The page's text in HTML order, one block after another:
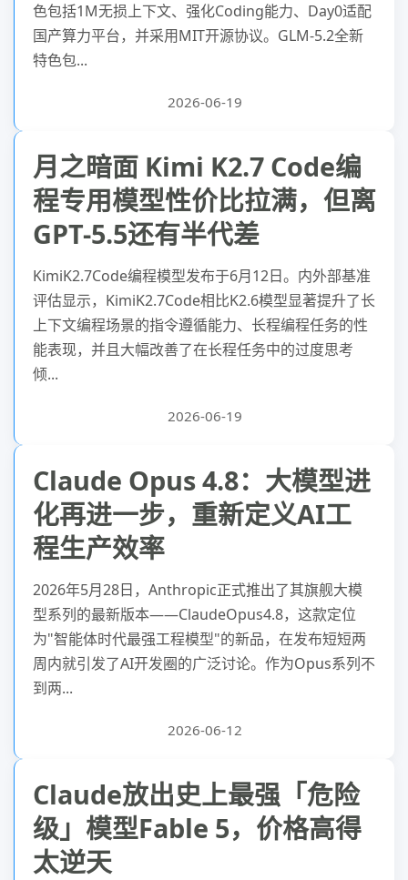
色包括1M无损上下文、强化Coding能力、Day0适配
国产算力平台，并采用MIT开源协议。GLM-5.2全新
特色包...
2026-06-19
月之暗面 Kimi K2.7 Code编
程专用模型性价比拉满，但离
GPT-5.5还有半代差
KimiK2.7Code编程模型发布于6月12日。内外部基准
评估显示，KimiK2.7Code相比K2.6模型显著提升了长
上下文编程场景的指令遵循能力、长程编程任务的性
能表现，并且大幅改善了在长程任务中的过度思考
倾...
2026-06-19
Claude Opus 4.8：大模型进
化再进一步，重新定义AI工
程生产效率
2026年5月28日，Anthropic正式推出了其旗舰大模
型系列的最新版本——ClaudeOpus4.8，这款定位
为"智能体时代最强工程模型"的新品，在发布短短两
周内就引发了AI开发圈的广泛讨论。作为Opus系列不
到两...
2026-06-12
Claude放出史上最强「危险
级」模型Fable 5，价格高得
太逆天